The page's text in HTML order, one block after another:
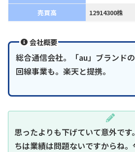
売買高
12914300株
会社概要
総合通信会社。「au」ブランド
回線事業も。楽天と提携。
思ったよりも下げていて意外です
ちは業績は問題ないですからね